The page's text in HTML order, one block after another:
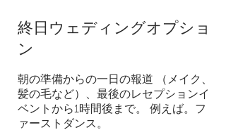
終日ウェディングオプショ
ン
朝の準備からの一日の報道
（メイク、
髪の毛など）、最後のレセプションイ
ベントから1時間後まで。
例えば。フ
ァーストダンス。